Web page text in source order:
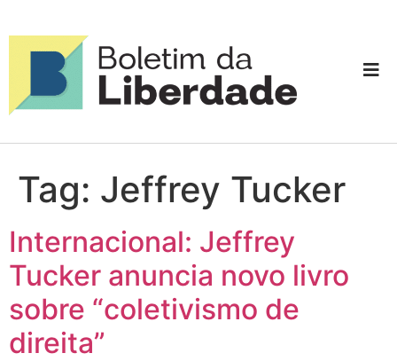
Tag: Jeffrey Tucker
Internacional: Jeffrey
Tucker anuncia novo livro
sobre “coletivismo de
direita”